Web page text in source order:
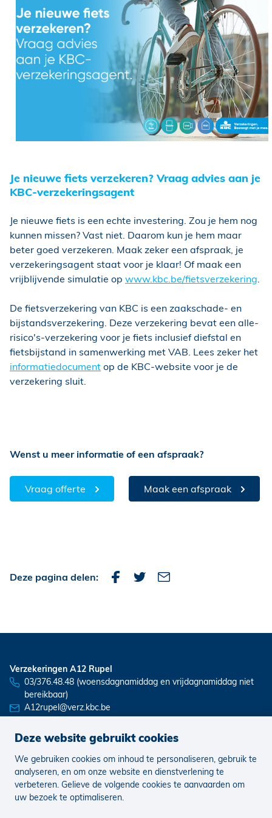
Je nieuwe fiets verzekeren? Vraag advies aan je
KBC-verzekeringsagent
Je nieuwe fiets is een echte investering. Zou je hem nog
kunnen missen? Vast niet. Daarom kun je hem maar
beter goed verzekeren. Maak zeker een afspraak, je
verzekeringsagent staat voor je klaar! Of maak een
vrijblijvende simulatie op www.kbc.be/fietsverzekering
De fietsverzekering van KBC is een zaakschade- en
bijstandsverzekering. Deze verzekering bevat een alle-
risico's-verzekering voor je fiets inclusief diefstal en
fietsbijstand in samenwerking met VAB. Lees zeker het
informatiedocumentop de KBC-website voor je de
verzekering sluit.
Wenst u meer informatie of een afspraak?
Vraag offerte Maak een afspraak
Deze pagina delen:
Verzekeringen A12 Rupel
03/376.48.48 (woensdagnamiddag en vrijdagnamiddag niet
bereikbaar)
A12rupel@verz.kbc.be
Nieuws Vacatures
Deze website gebruikt cookies
We gebruiken cookies om inhoud te personaliseren, gebruik te
analyseren, en om onze website en dienstverlening te
verbeteren. Gelieve de volgende cookies te aanvaarden om
uw bezoek te optimaliseren.